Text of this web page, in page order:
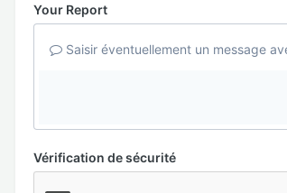
Your Report
Saisir éventuellement un message
Vérification de sécurité